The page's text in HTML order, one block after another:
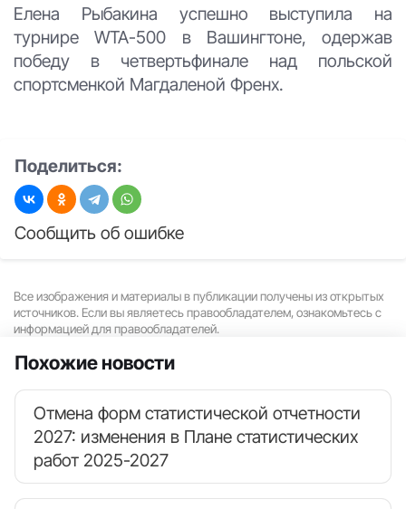
Елена Рыбакина успешно выступила на
турнире WTA-500 в Вашингтоне, одержав
победу в четвертьфинале над польской
спортсменкой Магдаленой Френх.
Поделиться:
Сообщить об ошибке
Все изображения и материалы в публикации получены из открытых
источников. Если вы являетесь правообладателем, ознакомьтесь с
информацией для правообладателей.
Похожие новости
Отмена форм статистической отчетности
2027: изменения в Плане статистических
работ 2025-2027